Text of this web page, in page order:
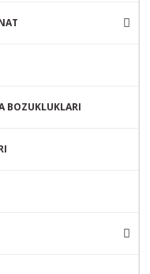
BOZUKLUKLARI